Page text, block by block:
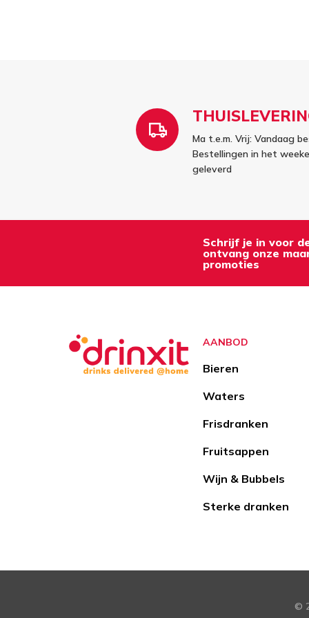
Ma t.e.m. Vrij: Vandaag
Bestellingen in het
geleverd
Schrijf je in voor
ontvang onze
promoties
AANBOD
Bieren
Waters
Frisdranken
Fruitsappen
Wijn & Bubbels
Sterke dranken
©